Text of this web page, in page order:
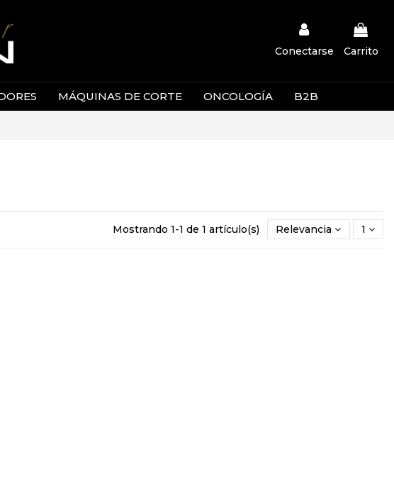
Conectarse Carrito
MÁQUINAS DE CORTE ONCOLOGÍA B2B
Mostrando 1-1 de 1 artículo(s) Relevancia 1